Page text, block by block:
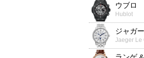
ウブロ
Hublot
ジャガ
Jaeger Le